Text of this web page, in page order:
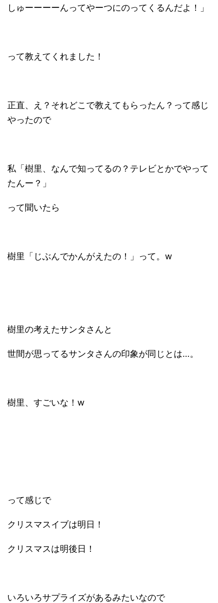
しゅーーーーんってやーつにのってくるんだよ！」
って教えてくれました！
正直、え？それどこで教えてもらったん？って感じ
やったので
私「樹里、なんで知ってるの？テレビとかでやって
たんー？」
って聞いたら
樹里「じぶんでかんがえたの！」って。w
樹里の考えたサンタさんと
世間が思ってるサンタさんの印象が同じとは…。
樹里、すごいな！w
って感じで
クリスマスイブは明日！
クリスマスは明後日！
いろいろサプライズがあるみたいなので